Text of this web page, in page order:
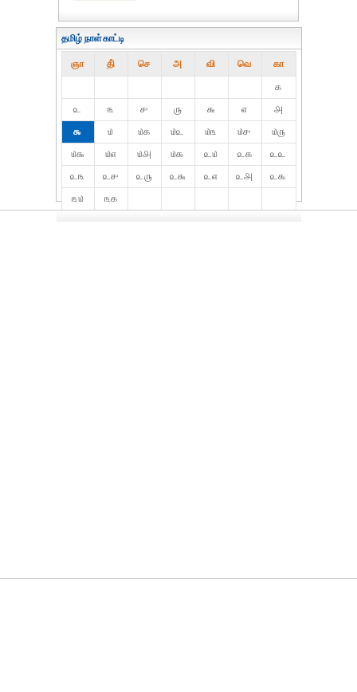
தமிழ் நாள்காட்டி
ஞா தி் செ அ வி வெ கா
௧
௨
௩ ௪ ௫ ௬ ௭
௮
௯
௰ ௰௧ ௰௨ ௰௩ ௰௪
௰௫
௰௬
௰௭ ௰௮ ௰௯ ௨௰ ௨௧
௨௨
௨௩
௨௪ ௨௫ ௨௬ ௨௭ ௨௮
௨௯
௩௰
௩௧